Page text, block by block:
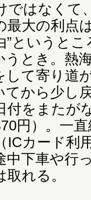
はなくて
大の利点
”というと
うとき。熱
して寄り道
てから少し
付をまたが
円）。一
ICカード利
中下車や行
れる。